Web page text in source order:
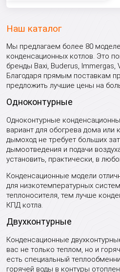
Наш каталог
Мы предлагаем более 80
конденсационных котлов. Это
бренды Baxi, Buderus, Immergas,
Благодаря прямым поставкам
предложить лучшие цены на
Одноконтурные
Одноконтурные
вариант для обогрева дома или
дымоход не требует больших
дымоотведения и подачи
установить, практически, в
Конденсационные модели
для низкотемпературных
теплоносителя, тем лучше
КПД котла.
Двухконтурные
Конденсационные
вас не только теплом, но и
есть специальный
горячей воды в контуры